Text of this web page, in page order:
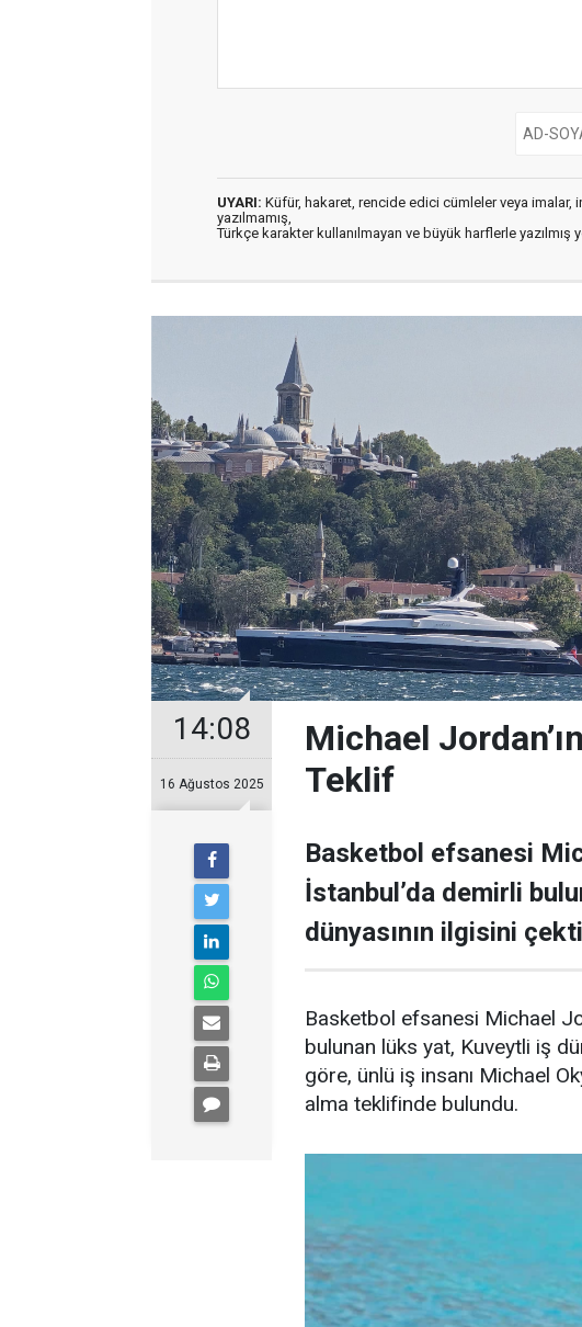
UYARI: Küfür, hakaret, rencide edici cümleler veya imalar,
yazılmamış,
Türkçe karakter kullanılmayan ve büyük harflerle yazılmış
14:08
16 Ağustos 2025
Michael
Teklif
Basketbol efsanesi
İstanbul’da demirli
dünyasının ilgisini
Basketbol efsanesi Michael
bulunan lüks yat, Kuveytli iş
göre, ünlü iş insanı Michael
alma teklifinde bulundu.